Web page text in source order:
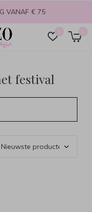
0 0
VANAF € 75
festival